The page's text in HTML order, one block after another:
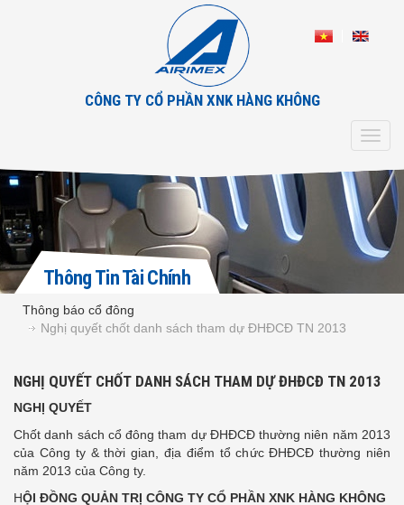
CÔNG TY CỔ PHẦN XNK HÀNG KHÔNG
Thông Tin Tài Chính
Thông báo cổ đông
Nghị quyết chốt danh sách tham dự ĐHĐCĐ TN 2013
NGHỊ QUYẾT CHỐT DANH SÁCH THAM DỰ ĐHĐCĐ TN 2013
NGHỊ QUYẾT
Chốt danh sách cổ đông tham dự ĐHĐCĐ thường niên năm 2013
của Công ty & thời gian, địa điểm tổ chức ĐHĐCĐ thường niên
năm 2013 của Công ty.
HỘI ĐỒNG QUẢN TRỊ CÔNG TY CỔ PHẦN XNK HÀNG KHÔNG